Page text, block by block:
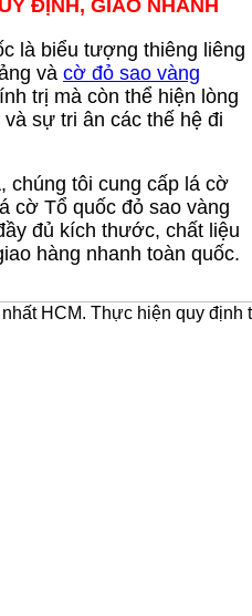
ĐỊNH, GIAO NHANH
là biểu tượng thiêng liêng
và cờ đỏ sao vàng
trị mà còn thể hiện lòng
sự tri ân các thế hệ đi
chúng tôi cung cấp lá cờ
cờ Tổ quốc đỏ sao vàng
đủ kích thước, chất liệu
hàng nhanh toàn quốc.